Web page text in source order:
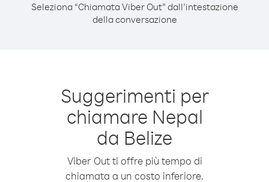
Seleziona “Chiamata Viber Out” dall’intestazione
della conversazione
Suggerimenti per
chiamare Nepal
da Belize
Viber Out ti offre più tempo di
chiamata a un costo inferiore.